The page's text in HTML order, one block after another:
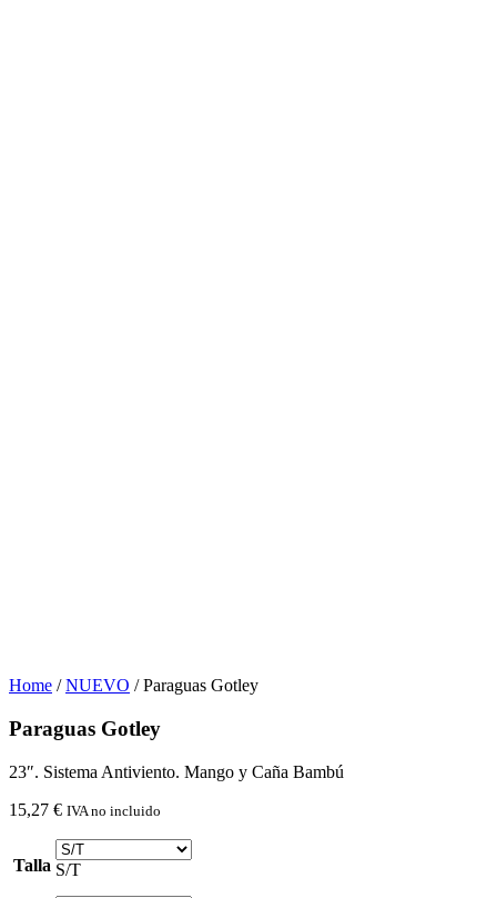
Home /NUEVO / Paraguas Gotley
Paraguas Gotley
23″. Sistema Antiviento. Mango y Caña Bambú
15,27 € IVA no incluido
Talla S/T